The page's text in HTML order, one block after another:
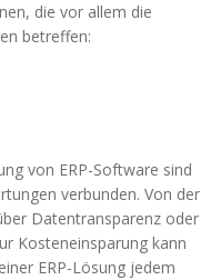
die vor allem die
betreffen:
von ERP-Software sind
verbunden. Von der
Datentransparenz oder
Kosteneinsparung kann
ERP-Lösung jedem